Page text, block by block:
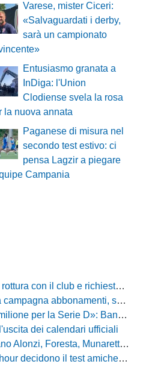
Varese, mister Ciceri:
«Salvaguardati i derby,
sarà un campionato
Entusiasmo granata a
InDiga: l'Union
Clodiense svela la rosa
la nuova annata
Paganese di misura nel
secondo test estivo: ci
pensa Lagzir a piegare
Campania
il club e richiesta di cessione
superata quota 750 tessere
rompe il silenzio sul futuro della Ternana
dei calendari ufficiali
Foresta, Munaretto e Tobia
il test amichevole di Lorica